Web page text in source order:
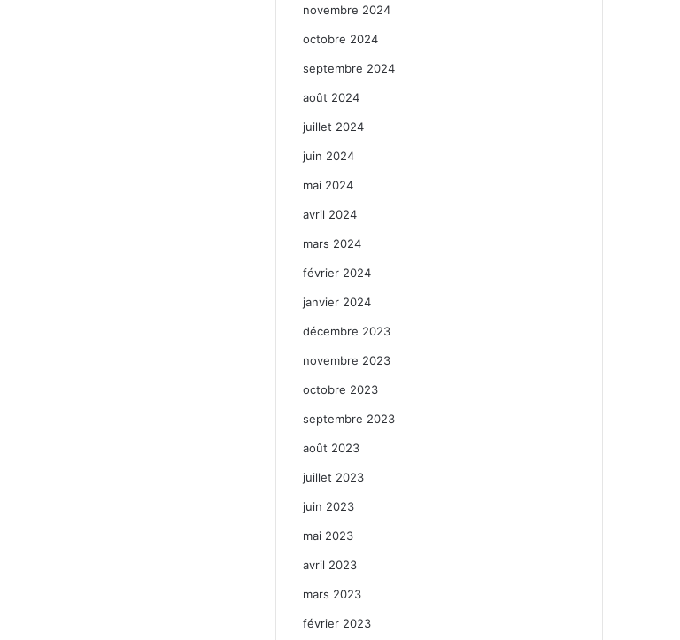
novembre 2024
octobre 2024
septembre 2024
août 2024
juillet 2024
juin 2024
mai 2024
avril 2024
mars 2024
février 2024
janvier 2024
décembre 2023
novembre 2023
octobre 2023
septembre 2023
août 2023
juillet 2023
juin 2023
mai 2023
avril 2023
mars 2023
février 2023